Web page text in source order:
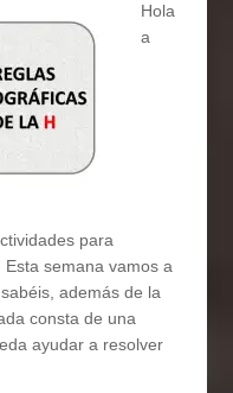
Hola
a
para
semana vamos a
además de la
consta de una
ayudar a resolver